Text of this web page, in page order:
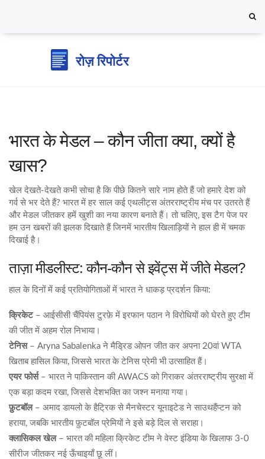
भारत के मेडल – कौन जीता क्या, क्यों है
खास?
खेल देखते‑देखते कभी सोचा है कि पीछे कितने सारे नाम होते हैं जो हमारे देश को
गर्व से भर देते हैं? भारत में हर साल कई एथलीट्स अंतरराष्ट्रीय मंच पर उतरते हैं
और मेडल जीतकर हमें खुशी का नया कारण बनाते हैं। तो चलिए, इस टैग पेज पर
हम उन खबरों की झलक दिखाते हैं जिनमें भारतीय खिलाड़ियों ने हाल ही में चमक
दिखाई है।
ताज़ा मीडलीस्ट: कौन‑कौन से इवेंट्स में जीते मेडल?
हाल के दिनों में कई प्रतियोगिताओं में भारत ने धाकड़ प्रदर्शन किया:
क्रिकेट– आईसीसी चैंपियंस टुरफ़े में इरफान पठान ने विरोधियों को घेरते हुए टीम
की जीत में अहम रोल निभाया।
टेनिस– Aryna Sabalenka ने मैड्रिड ओपन जीत कर अपना 20वां WTA
खिताब हासिल किया, जिससे भारत के टेनिस प्रेमी भी उत्साहित हैं।
एयर फोर्स– भारत ने पाकिस्तान की AWACS को गिराकर अंतरराष्ट्रीय सुरक्षा में
एक बड़ा कदम रखा, जिससे देशभक्ति का जश्न मनाया गया।
फ़ुटबॉल– अमाद डायलो के हैट्रिक से मैनचेस्टर यूनाइटेड ने साउथहैंप्टन को
हराया, जबकि भारतीय फ़ुटबॉल प्रेमियों ने इसे बड़े दिल से सराहा।
क्लासिकल खेल– भारत की महिला क्रिकेट टीम ने वेस्ट इंडिया के खिलाफ 3-0
सीरीज जीतकर नई ऊँचाइयाँ छू लीं।